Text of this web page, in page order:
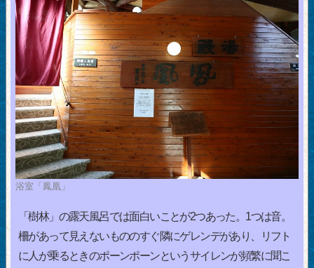
浴室「鳳凰」
「樹林」の露天風呂では面白いことが2つあった。1つは音。
柵があって見えないもののすぐ隣にゲレンデがあり、リフト
に人が乗るときのポーンポーンというサイレンが頻繁に聞こ